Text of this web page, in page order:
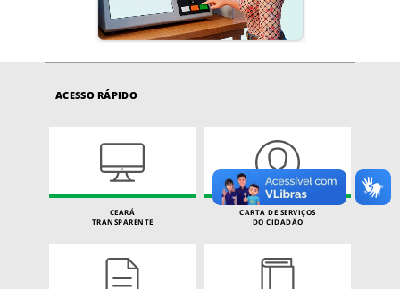
ACESSO RÁPIDO
CEARÁ
TRANSPARENTE
CARTA DE SERVIÇOS
DO CIDADÃO